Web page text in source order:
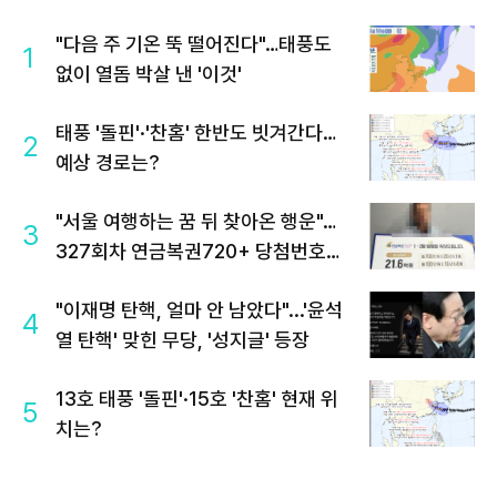
1
"다음 주 기온 뚝 떨어진다"…태풍도
없이 열돔 박살 낸 '이것'
2
태풍 '돌핀'·'찬홈' 한반도 빗겨간다…
예상 경로는?
3
"서울 여행하는 꿈 뒤 찾아온 행운"…
327회차 연금복권720+ 당첨번호조
4
"이재명 탄핵, 얼마 안 남았다"...'윤석
열 탄핵' 맞힌 무당, '성지글' 등장
5
13호 태풍 '돌핀'·15호 '찬홈' 현재 위
치는?